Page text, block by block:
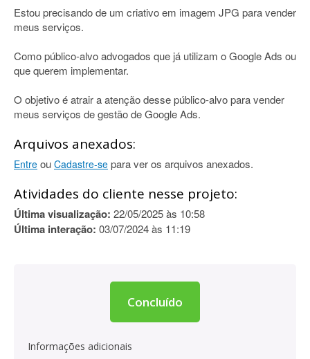
Estou precisando de um criativo em imagem JPG para vender
meus serviços.
Como público-alvo advogados que já utilizam o Google Ads ou
que querem implementar.
O objetivo é atrair a atenção desse público-alvo para vender
meus serviços de gestão de Google Ads.
Arquivos anexados:
Entre ou Cadastre-se para ver os arquivos anexados.
Atividades do cliente nesse projeto:
Última visualização: 22/05/2025 às 10:58
Última interação: 03/07/2024 às 11:19
Concluído
Informações adicionais